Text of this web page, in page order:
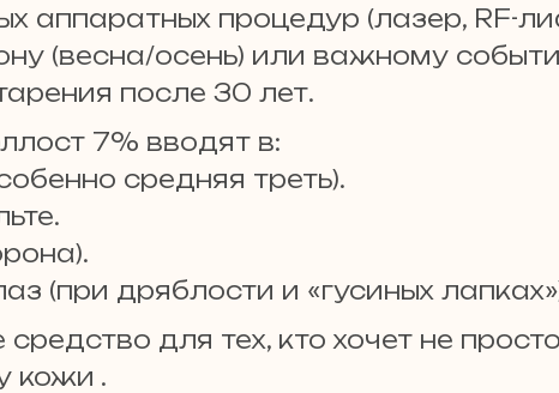
аппаратных процедур (лазер, RF-
(весна/осень) или важному
после 30 лет.
7% вводят в:
средняя треть).
(при дряблости и «гусиных
для тех, кто хочет не
кожи .